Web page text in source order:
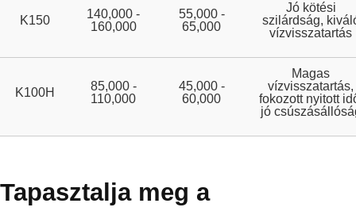
K150
140,000 -
160,000
55,000 -
65,000
Jó kötési
szilárdság,
vízvisszatartás
K100H
85,000 -
110,000
45,000 -
60,000
Magas
vízvisszatartás,
fokozott nyitott
jó
Tapasztalja meg a